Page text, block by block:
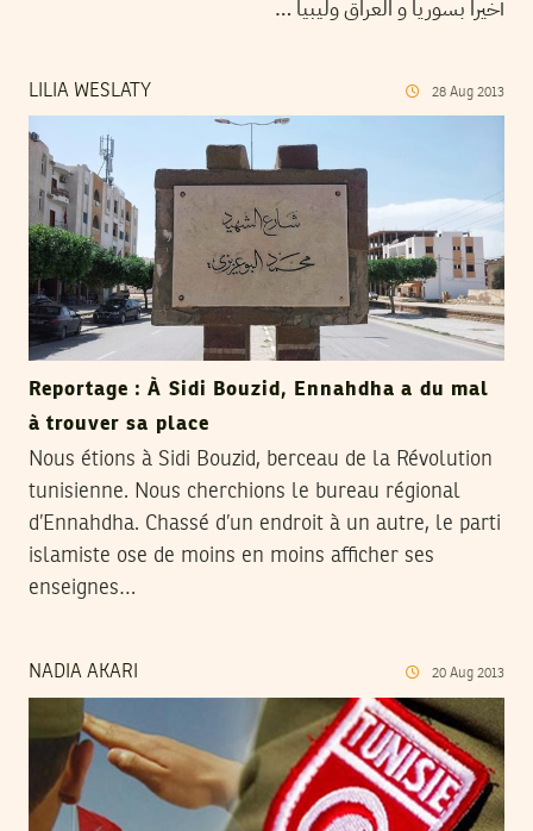
أخيرا بسوريا و العراق وليبيا …
LILIA WESLATY 28 Aug 2013
Reportage : À Sidi Bouzid, Ennahdha a du mal
à trouver sa place
Nous étions à Sidi Bouzid, berceau de la Révolution
tunisienne. Nous cherchions le bureau régional
d’Ennahdha. Chassé d’un endroit à un autre, le parti
islamiste ose de moins en moins afficher ses
enseignes…
NADIA AKARI 20 Aug 2013